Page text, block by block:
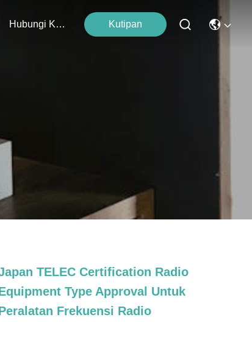
Hubungi Kami Kutipan
TELEC Certification Radio
Type Approval Untuk
Frekuensi Radio